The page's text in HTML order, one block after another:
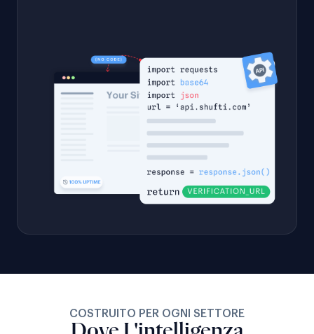
COSTRUITO PER OGNI SETTORE